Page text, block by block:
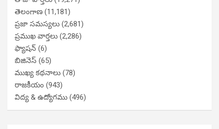
తెలంగాణ (11,181)
ప్రజా సమస్యలు (2,681)
ప్రముఖ వార్తలు (2,286)
ఫ్యాషన్ (6)
బిజినెస్ (65)
ముఖ్య కథనాలు (78)
రాజకీయం (943)
విద్య & ఉద్యోగము (496)